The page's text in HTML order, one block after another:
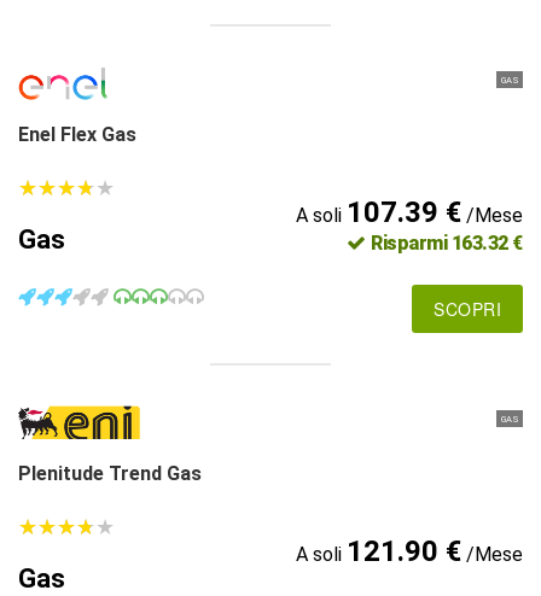
GAS
Enel Flex Gas
★★★★★
★★★★★
Gas
A soli 107.39 €/Mese
Risparmi 163.32 €
SCOPRI
GAS
Plenitude Trend Gas
★★★★★
★★★★★
Gas
A soli 121.90 €/Mese